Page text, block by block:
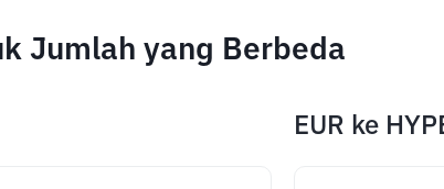
Jumlah yang Berbeda
EUR ke